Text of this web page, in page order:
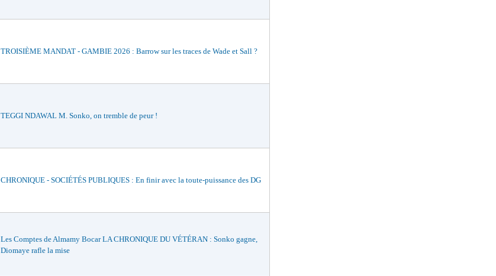
TROISIÈME MANDAT - GAMBIE 2026 : Barrow sur les traces de Wade et Sall ?
TEGGI NDAWAL M. Sonko, on tremble de peur !
CHRONIQUE - SOCIÉTÉS PUBLIQUES : En finir avec la toute-puissance des DG
Les Comptes de Almamy Bocar LA CHRONIQUE DU VÉTÉRAN : Sonko gagne,
Diomaye rafle la mise